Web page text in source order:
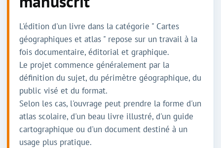
L'édition d'un livre dans la catégorie " Cartes
géographiques et atlas " repose sur un travail à la
fois documentaire, éditorial et graphique.
Le projet commence généralement par la
définition du sujet, du périmètre géographique, du
public visé et du format.
Selon les cas, l'ouvrage peut prendre la forme d'un
atlas scolaire, d'un beau livre illustré, d'un guide
cartographique ou d'un document destiné à un
usage plus pratique.